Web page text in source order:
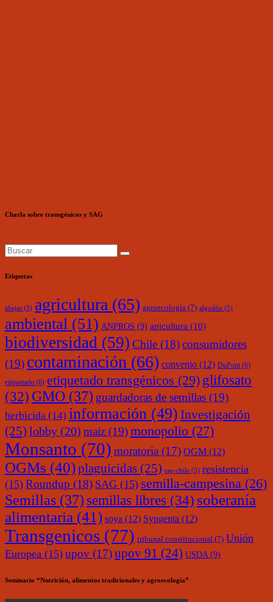
Charla sobre transgénicos y SAG
Etiquetas
abejas (5) agricultura (65) agroecología (7) algodón (5)
ambiental (51) ANPROS (9) apicultura (10)
biodiversidad (59) Chile (18)consumidores
(19) contaminación (66) convenio (12) DuPont (6)
etiquetado (6) etiquetado transgénicos (29) glifosato
(32) GMO (37) guardadoras de semillas (19)
herbicida (14) información (49) Investigación
(25) lobby (20) maíz (19)monopolio (27)
Monsanto (70) moratoria (17) OGM (12)
OGMs (40)plaguicidas (25) rap-chile (5) resistencia
(15) Roundup (18) SAG (15) semilla-campesina (26)
Semillas (37) semillas libres (34) soberanía
alimentaria (41) soya (12) Syngenta (12)
Transgenicos (77) tribunal constitucional (7) Unión
Europea (15) upov (17)upov 91 (24) USDA (9)
Seminario “Nutrición, alimentos tradicionales y agroecología”